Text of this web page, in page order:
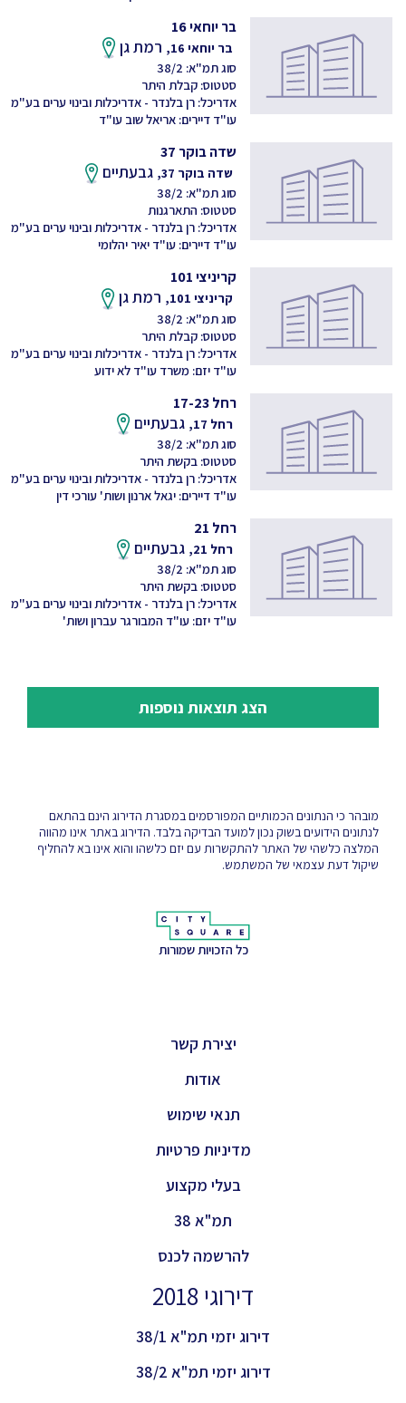
בר יוחאי 16
בר יוחאי 16, רמת גן
סוג תמ"א: 38/2
סטטוס: קבלת היתר
אדריכל: רן בלנדר - אדריכלות ובינוי ערים בע"מ
עו"ד דיירים: אריאל שוב עו"ד
שדה בוקר 37
שדה בוקר 37, גבעתיים
סוג תמ"א: 38/2
סטטוס: התארגנות
אדריכל: רן בלנדר - אדריכלות ובינוי ערים בע"מ
עו"ד דיירים: עו"ד יאיר יהלומי
קריניצי 101
קריניצי 101, רמת גן
סוג תמ"א: 38/2
סטטוס: קבלת היתר
אדריכל: רן בלנדר - אדריכלות ובינוי ערים בע"מ
עו"ד יזם: משרד עו"ד לא ידוע
רחל 17-23
רחל 17, גבעתיים
סוג תמ"א: 38/2
סטטוס: בקשת היתר
אדריכל: רן בלנדר - אדריכלות ובינוי ערים בע"מ
עו"ד דיירים: יגאל ארנון ושות' עורכי דין
רחל 21
רחל 21, גבעתיים
סוג תמ"א: 38/2
סטטוס: בקשת היתר
אדריכל: רן בלנדר - אדריכלות ובינוי ערים בע"מ
עו"ד יזם: עו"ד המבורגר עברון ושות'
הצג תוצאות נוספות
מובהר כי הנתונים הכמותיים המפורסמים במסגרת הדירוג הינם בהתאם
לנתונים הידועים בשוק נכון למועד הבדיקה בלבד. הדירוג באתר אינו מהווה
המלצה כלשהי של האתר להתקשרות עם יזם כלשהו והוא אינו בא להחליף
שיקול דעת עצמאי של המשתמש.
כל הזכויות שמורות
יצירת קשר
אודות
תנאי שימוש
מדיניות פרטיות
בעלי מקצוע
תמ"א 38
להרשמה לכנס
דירוגי 2018
דירוג יזמי תמ"א 38/1
דירוג יזמי תמ"א 38/2